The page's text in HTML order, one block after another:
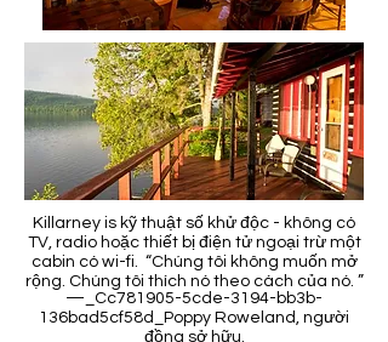
Killarney is kỹ thuật số khử độc - không có
TV, radio hoặc thiết bị điện tử ngoại trừ một
cabin có wi-fi. “Chúng tôi không muốn mở
rộng. Chúng tôi thích nó theo cách của nó. ”
—_Cc781905-5cde-3194-bb3b-
136bad5cf58d_Poppy Roweland, người
đồng sở hữu.